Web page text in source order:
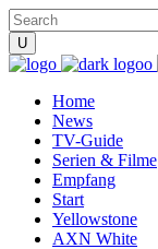
Home
News
TV-Guide
Serien & Filme
Empfang
Start
Yellowstone
AXN White